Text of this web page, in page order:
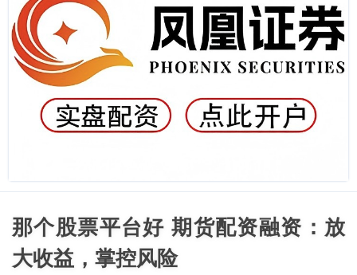
那个股票平台好 期货配资融资：放
大收益，掌控风险